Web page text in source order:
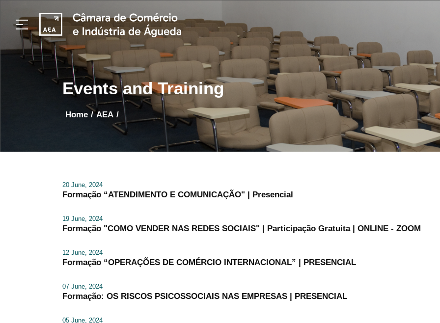
Events and Training
home / AEA /
20 June, 2024
Formação “ATENDIMENTO E COMUNICAÇÃO" | Presencial
19 June, 2024
Formação "COMO VENDER NAS REDES SOCIAIS" | Participação Gratuita | ONLINE - ZOOM
12 June, 2024
Formação “OPERAÇÕES DE COMÉRCIO INTERNACIONAL” | PRESENCIAL
07 June, 2024
Formação: OS RISCOS PSICOSSOCIAIS NAS EMPRESAS | PRESENCIAL
05 June, 2024